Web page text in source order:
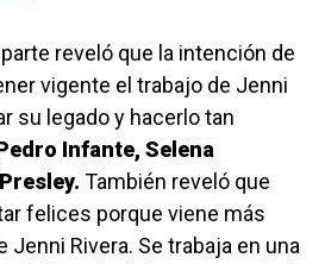
reveló que la intención de
vigente el trabajo de Jenni
su legado y hacerlo tan
Infante, Selena
También reveló que
felices porque viene más
Jenni Rivera. Se trabaja en una